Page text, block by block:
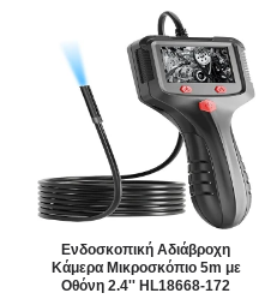
Ενδοσκοπική Αδιάβροχη
Κάμερα Μικροσκόπιο 5m με
Οθόνη 2.4'' HL18668-172